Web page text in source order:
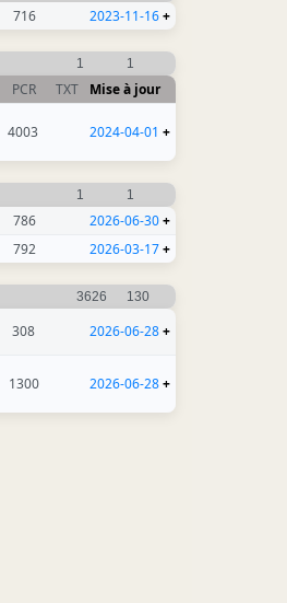
716 2023-11-16+
1 1
PCR TXT
Mise à jour
4003 2024-04-01 +
1 1
786 2026-06-30+
792 2026-03-17+
3626 130
308 2026-06-28+
1300 2026-06-28+